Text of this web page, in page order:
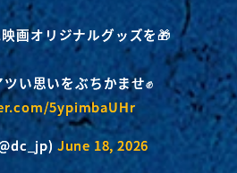
⠀
画オリジナルグッズを🎁
い思いをぶちかませ✊
5ypimbaUHr
June 18, 2026